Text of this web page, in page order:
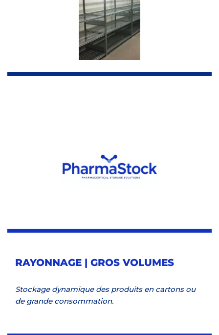
RAYONNAGE | GROS VOLUMES
Stockage dynamique des produits en cartons ou
de grande consommation.